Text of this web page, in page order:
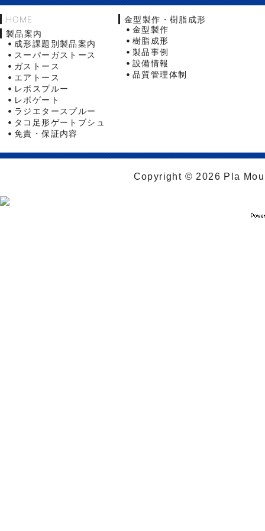
HOME
製品案内
成形課題別製品案内
スーパーガストース
ガストース
エアトース
レボスプルー
レボゲート
ラジエタースプルー
タコ足形ゲートブシュ
免責・保証内容
金型製作・樹脂成形
金型製作
樹脂成形
製品事例
設備情報
品質管理体制
Copyright © 2026 Pla